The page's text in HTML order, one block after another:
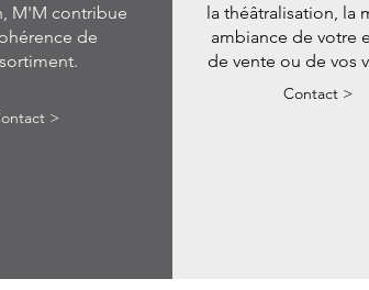
M'M contribue
de
>
la théâtralisation, la
ambiance de votre
de vente ou de vos
Contact >